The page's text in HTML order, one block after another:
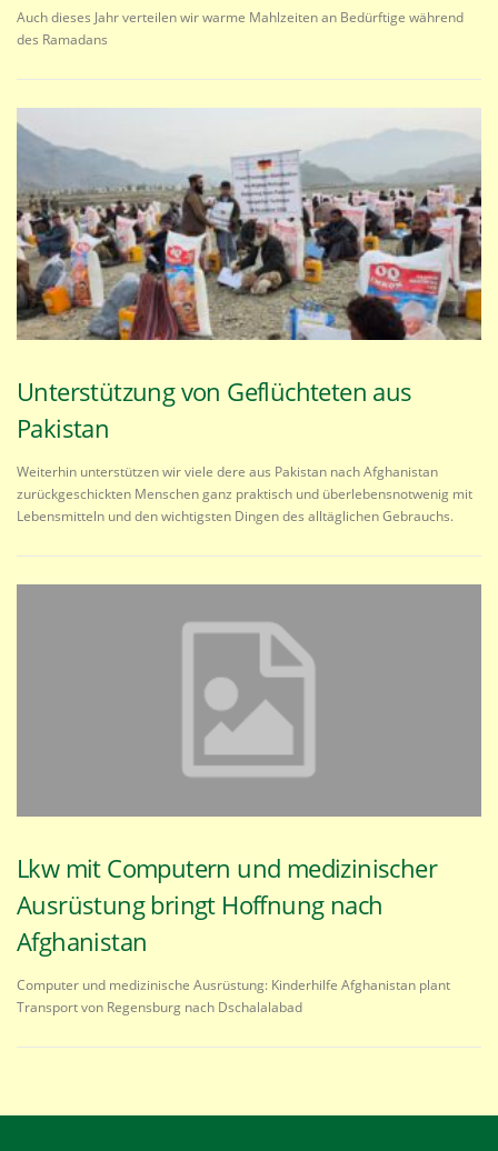
Auch dieses Jahr verteilen wir warme Mahlzeiten an Bedürftige während
des Ramadans
Unterstützung von Geflüchteten aus
Pakistan
Weiterhin unterstützen wir viele dere aus Pakistan nach Afghanistan
zurückgeschickten Menschen ganz praktisch und überlebensnotwenig mit
Lebensmitteln und den wichtigsten Dingen des alltäglichen Gebrauchs.
Lkw mit Computern und medizinischer
Ausrüstung bringt Hoffnung nach
Afghanistan
Computer und medizinische Ausrüstung: Kinderhilfe Afghanistan plant
Transport von Regensburg nach Dschalalabad